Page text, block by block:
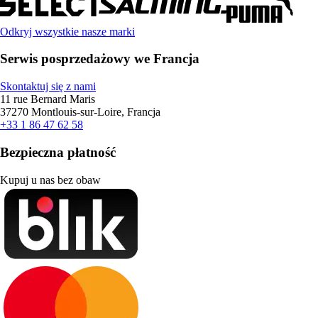
Odkryj wszystkie nasze marki
Serwis posprzedażowy we Francja
Skontaktuj się z nami
11 rue Bernard Maris
37270 Montlouis-sur-Loire, Francja
+33 1 86 47 62 58
Bezpieczna płatność
Kupuj u nas bez obaw